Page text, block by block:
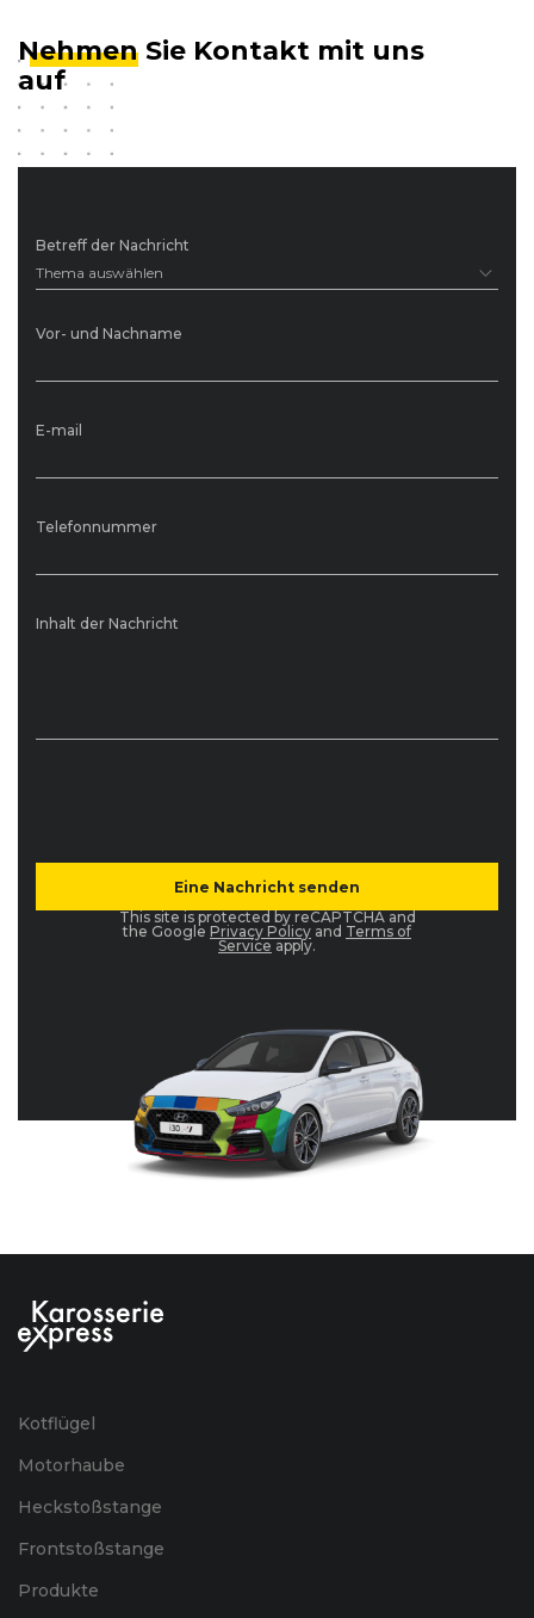
Betreff der Nachricht
Thema auswählen
Vor- und Nachname
E-mail
Telefonnummer
Inhalt der Nachricht
This site is protected by reCAPTCHA and
the Google Privacy Policy and Terms of
Service apply.
Nehmen Sie Kontakt mit uns
auf
Kotflügel
Motorhaube
Heckstoßstange
Frontstoßstange
Produkte